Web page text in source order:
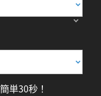
単30秒！